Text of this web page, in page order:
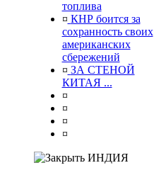
топлива
¤ КНР боится за
сохранность своих
американских
сбережений
¤ ЗА СТЕНОЙ
КИТАЯ ...
¤
¤
¤
¤
ИНДИЯ